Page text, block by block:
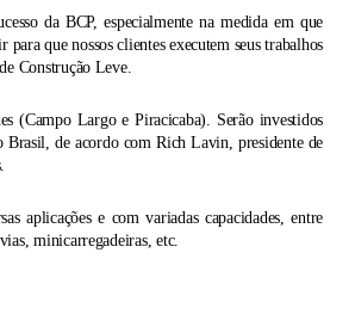
da BCP, especialmente na medida em que
que nossos clientes executem seus trabalhos
Construção Leve.
(Campo Largo e Piracicaba). Serão investidos
Brasil, de acordo com Rich Lavin, presidente de
aplicações e com variadas capacidades, entre
minicarregadeiras, etc.